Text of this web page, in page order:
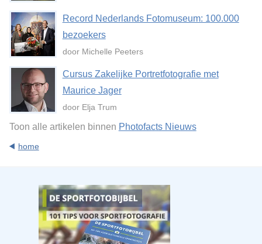
Record Nederlands Fotomuseum: 100.000
bezoekers
door Michelle Peeters
Cursus Zakelijke Portretfotografie met
Maurice Jager
door Elja Trum
Toon alle artikelen binnen Photofacts Nieuws
home